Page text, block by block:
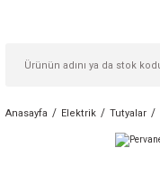
Anasayfa Elektrik Tutyalar